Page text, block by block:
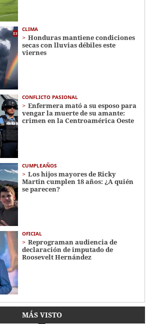
CLIMA
Honduras mantiene condiciones
secas con lluvias débiles este
viernes
CONFLICTO PASIONAL
Enfermera mató a su esposo para
vengar la muerte de su amante:
crimen en la Centroamérica Oeste
CUMPLEAÑOS
Los hijos mayores de Ricky
Martin cumplen 18 años: ¿A quién
se parecen?
OFICIAL
Reprograman audiencia de
declaración de imputado de
Roosevelt Hernández
MÁS VISTO